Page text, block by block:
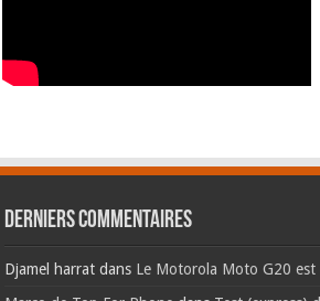
Derniers commentaires
Djamel harrat dans Le Motorola Moto G20